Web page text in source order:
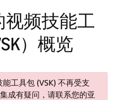
视频技能工
）概览
能工具包 (VSK) 不再受支
成有疑问，请联系您的亚